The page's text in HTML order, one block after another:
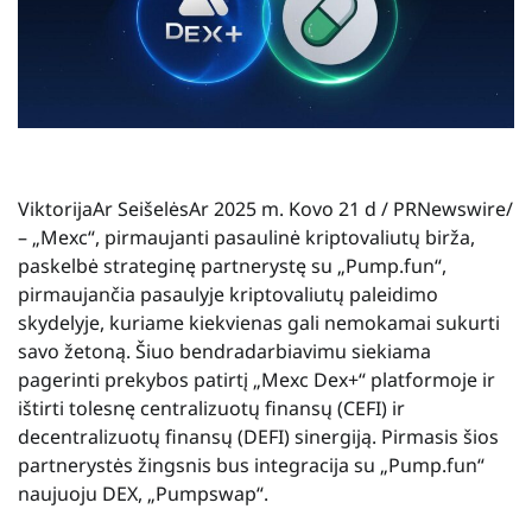
ViktorijaArSeišelėsAr2025 m. Kovo 21 d / PRNewswire/
– „Mexc“, pirmaujanti pasaulinė kriptovaliutų birža,
paskelbė strateginę partnerystę su „Pump.fun“,
pirmaujančia pasaulyje kriptovaliutų paleidimo
skydelyje, kuriame kiekvienas gali nemokamai sukurti
savo žetoną. Šiuo bendradarbiavimu siekiama
pagerinti prekybos patirtį „Mexc Dex+“ platformoje ir
ištirti tolesnę centralizuotų finansų (CEFI) ir
decentralizuotų finansų (DEFI) sinergiją. Pirmasis šios
partnerystės žingsnis bus integracija su „Pump.fun“
naujuoju DEX, „Pumpswap“.